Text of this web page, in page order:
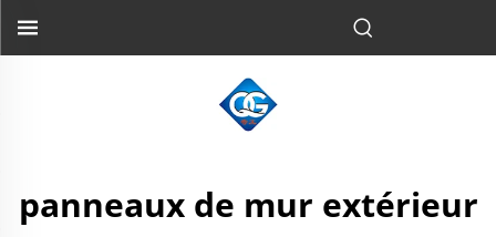
panneaux de mur extérieur